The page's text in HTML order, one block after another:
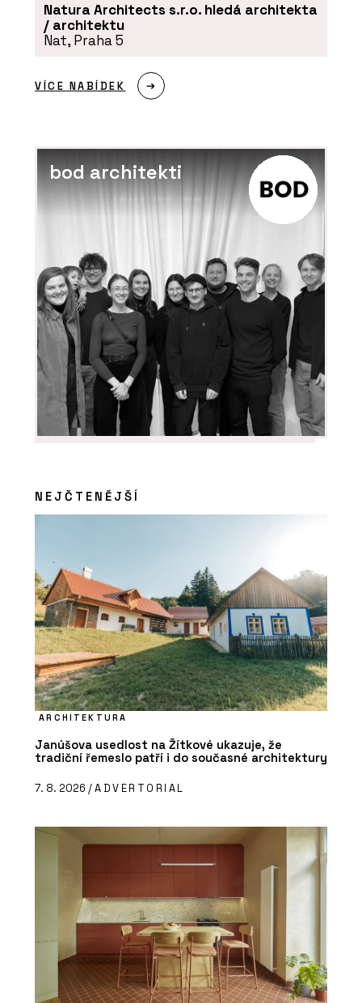
Natura Architects s.r.o. hledá architekta
/ architektu
Nat, Praha 5
VÍCE NABÍDEK
bod architekti
NEJČTENĚJŠÍ
ARCHITEKTURA
Janúšova usedlost na Žítkové ukazuje, že
tradiční řemeslo patří i do současné architektury
7. 8. 2026 /ADVERTORIAL